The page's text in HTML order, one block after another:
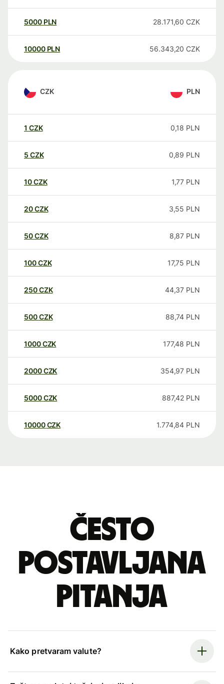
5000 PLN 28.171,60 CZK
10000 PLN 56.343,20 CZK
CZK PLN
1 CZK 0,18 PLN
5 CZK 0,89 PLN
10CZK 1,77 PLN
20CZK 3,55 PLN
50CZK 8,87 PLN
100CZK 17,75 PLN
250CZK 44,37 PLN
500CZK 88,74 PLN
1000CZK 177,48 PLN
2000CZK 354,97 PLN
5000CZK 887,42 PLN
10000 CZK 1.774,84 PLN
Često
postavljana
pitanja
Kako pretvaram valute?